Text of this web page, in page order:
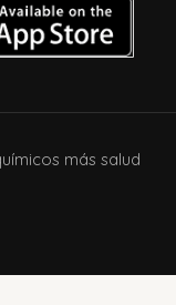
más salud